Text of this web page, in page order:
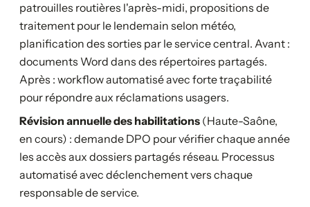
patrouilles routières l'après-midi, propositions de
traitement pour le lendemain selon météo,
planification des sorties par le service central. Avant :
documents Word dans des répertoires partagés.
Après : workflow automatisé avec forte traçabilité
pour répondre aux réclamations usagers.
Révision annuelle des habilitations (Haute-Saône,
en cours) : demande DPO pour vérifier chaque année
les accès aux dossiers partagés réseau. Processus
automatisé avec déclenchement vers chaque
responsable de service.